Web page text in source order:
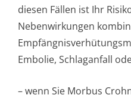
diesen Fällen ist Ihr
Nebenwirkungen
Embolie, Schlaganfall
– wenn Sie Morbus